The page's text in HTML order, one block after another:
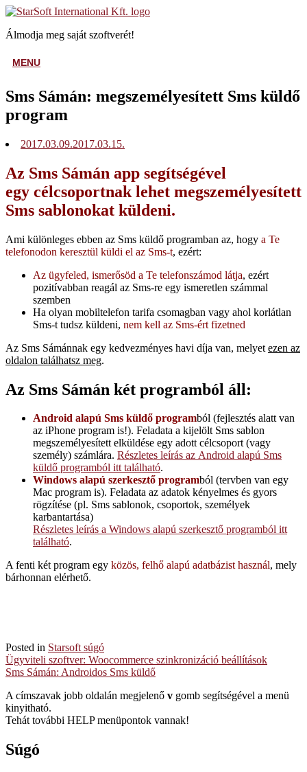
Skip
content
Home
Álmodja meg saját szoftverét!
MENUMENU
Sms Sámán: megszemélyesített Sms küldő
program
2017.03.09.2017.03.15.
Az Sms Sámán app segítségével
egy célcsoportnak lehet megszemélyesített
Sms sablonokat küldeni.
Ami különleges ebben az Sms küldő programban az, hogy a Te
telefonodon keresztül küldi el az Sms-t, ezért:
Az ügyfeled, ismerősöd a Te telefonszámod látja, ezért
pozitívabban reagál az Sms-re egy ismeretlen számmal
szemben
Ha olyan mobiltelefon tarifa csomagban vagy ahol korlátlan
Sms-t tudsz küldeni, nem kell az Sms-ért fizetned
Az Sms Sámánnak egy kedvezményes havi díja van, melyet ezen az
oldalon találhatsz meg.
Az Sms Sámán két programból áll:
Android alapú Sms küldő programból (fejlesztés alatt van
az iPhone program is!). Feladata a kijelölt Sms sablon
megszemélyesített elküldése egy adott célcsoport (vagy
személy) számlára. Részletes leírás az Android alapú Sms
küldő programból itt található.
Windows alapú szerkesztő programból (tervben van egy
Mac program is). Feladata az adatok kényelmes és gyors
rögzítése (pl. Sms sablonok, csoportok, személyek
karbantartása)
Részletes leírás a Windows alapú szerkesztő programból itt
található.
A fenti két program egy közös, felhő alapú adatbázist használ, mely
bárhonnan elérhető.
Posted in Starsoft súgó
Post
navigation
Ügyviteli szoftver: Woocommerce szinkronizáció beállítások
Sms Sámán: Androidos Sms küldő
A címszavak jobb oldalán megjelenő v gomb segítségével a menü
kinyitható.
Tehát további HELP menüpontok vannak!
Súgó